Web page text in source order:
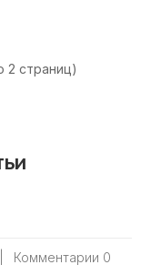
2 страниц)
Комментарии 0